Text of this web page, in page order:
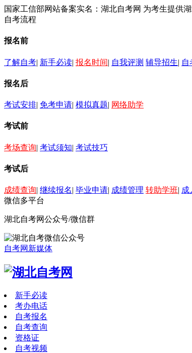
国家工信部网站备案实名：湖北自考网 为考生提供
自考流程
报名前
了解自考| 新手必读| 报名时间| 自我评测 辅导招生| 自
报名后
考试安排| 免考申请| 模拟真题| 网络助学
考试前
考场查询| 考试须知| 考试技巧
考试后
成绩查询| 继续报名| 毕业申请| 成绩管理 转助学班| 成
微信多平台
湖北自考网公众号/微信群
自考网新媒体
新手必读
考办电话
自考报名
自考查询
资格证
自考视频